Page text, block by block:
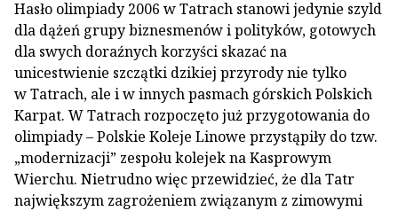
Hasło olimpiady 2006 w Tatrach stanowi jedynie szyld
dla dążeń grupy biznesmenów i polityków, gotowych
dla swych doraźnych korzyści skazać na
unicestwienie szczątki dzikiej przyrody nie tylko
w Tatrach, ale i w innych pasmach górskich Polskich
Karpat. W Tatrach rozpoczęto już przygotowania do
olimpiady – Polskie Koleje Linowe przystąpiły do tzw.
„modernizacji” zespołu kolejek na Kasprowym
Wierchu. Nietrudno więc przewidzieć, że dla Tatr
największym zagrożeniem związanym z zimowymi